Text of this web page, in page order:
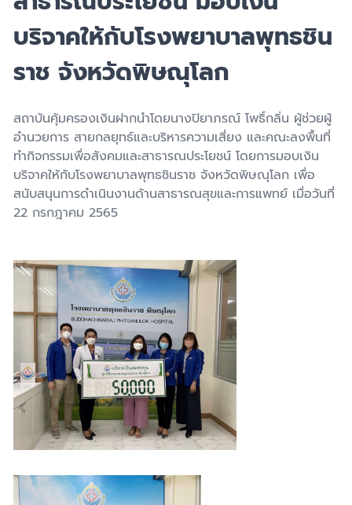
บริจาคให้กับโรงพยาบาลพุทธชิน
ราช จังหวัดพิษณุโลก
สถาบันคุ้มครองเงินฝากนำโดยนางปิยาภรณ์ โพธิ์กลิ่น ผู้ช่วยผู้
อำนวยการ สายกลยุทธ์และบริหารความเสี่ยง และคณะลงพื้นที่
ทำกิจกรรมเพื่อสังคมและสาธารณประโยชน์ โดยการมอบเงิน
บริจาคให้กับโรงพยาบาลพุทธชินราช จังหวัดพิษณุโลก เพื่อ
สนับสนุนการดำเนินงานด้านสาธารณสุขและการแพทย์ เมื่อวันที่
22 กรกฎาคม 2565